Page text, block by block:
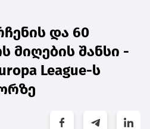
და 60
მიღების შანსი -
League-ს